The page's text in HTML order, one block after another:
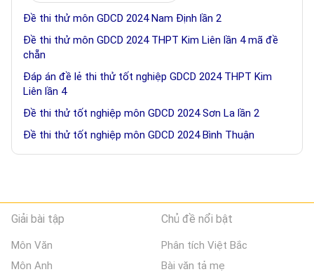
Đề thi thử môn GDCD 2024 Nam Định lần 2
Đề thi thử môn GDCD 2024 THPT Kim Liên lần 4 mã đề
chẵn
Đáp án đề lẻ thi thử tốt nghiệp GDCD 2024 THPT Kim
Liên lần 4
Đề thi thử tốt nghiệp môn GDCD 2024 Sơn La lần 2
Đề thi thử tốt nghiệp môn GDCD 2024 Bình Thuận
Giải bài tập
Môn Văn
Môn Anh
Chủ đề nổi bật
Phân tích Việt Bắc
Bài văn tả mẹ